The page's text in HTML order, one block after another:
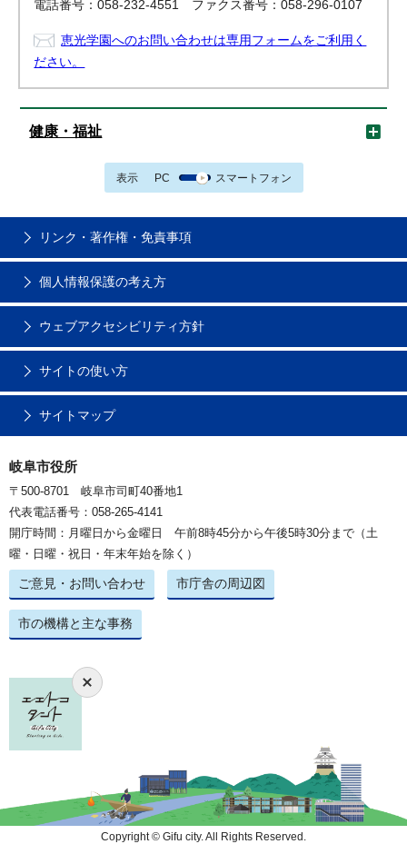
電話番号：058-232-4551 ファクス番号：058-296-0107
恵光学園へのお問い合わせは専用フォームをご利用く
ださい。
健康・福祉
表示 PC スマートフォン
リンク・著作権・免責事項
個人情報保護の考え方
ウェブアクセシビリティ方針
サイトの使い方
サイトマップ
岐阜市役所
〒500-8701 岐阜市司町40番地1
代表電話番号：058-265-4141
開庁時間：月曜日から金曜日 午前8時45分から午後5時30分まで（土
曜・日曜・祝日・年末年始を除く）
ご意見・お問い合わせ 市庁舎の周辺図
市の機構と主な事務
Copyright © Gifu city. All Rights Reserved.